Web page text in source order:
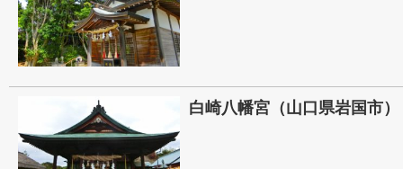
白崎八幡宮（山口県岩国市）